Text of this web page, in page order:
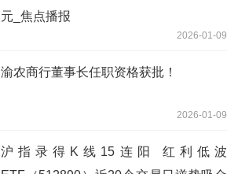
元_焦点播报
2026-01-09
渝农商行董事长任职资格获批！
2026-01-09
沪指录得K线15连阳 红利低波